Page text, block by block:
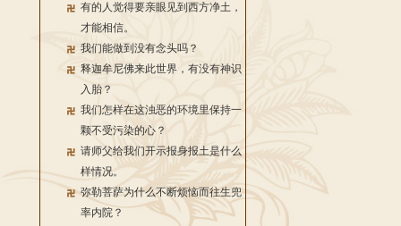
有的人觉得要亲眼见到西方净土，
才能相信。
我们能做到没有念头吗？
释迦牟尼佛来此世界，有没有神识
入胎？
我们怎样在这浊恶的环境里保持一
颗不受污染的心？
请师父给我们开示报身报土是什么
样情况。
弥勒菩萨为什么不断烦恼而往生兜
率内院？